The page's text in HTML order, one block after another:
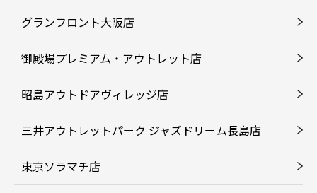
グランフロント大阪店
御殿場プレミアム・アウトレット店
昭島アウトドアヴィレッジ店
三井アウトレットパーク ジャズドリーム長島店
東京ソラマチ店